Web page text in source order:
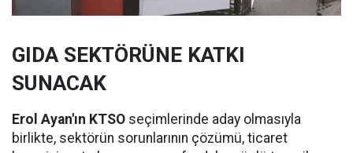
GIDA SEKTÖRÜNE KATKI
SUNACAK
Erol Ayan'ın KTSO seçimlerinde aday olmasıyla
birlikte, sektörün sorunlarının çözümü, ticaret